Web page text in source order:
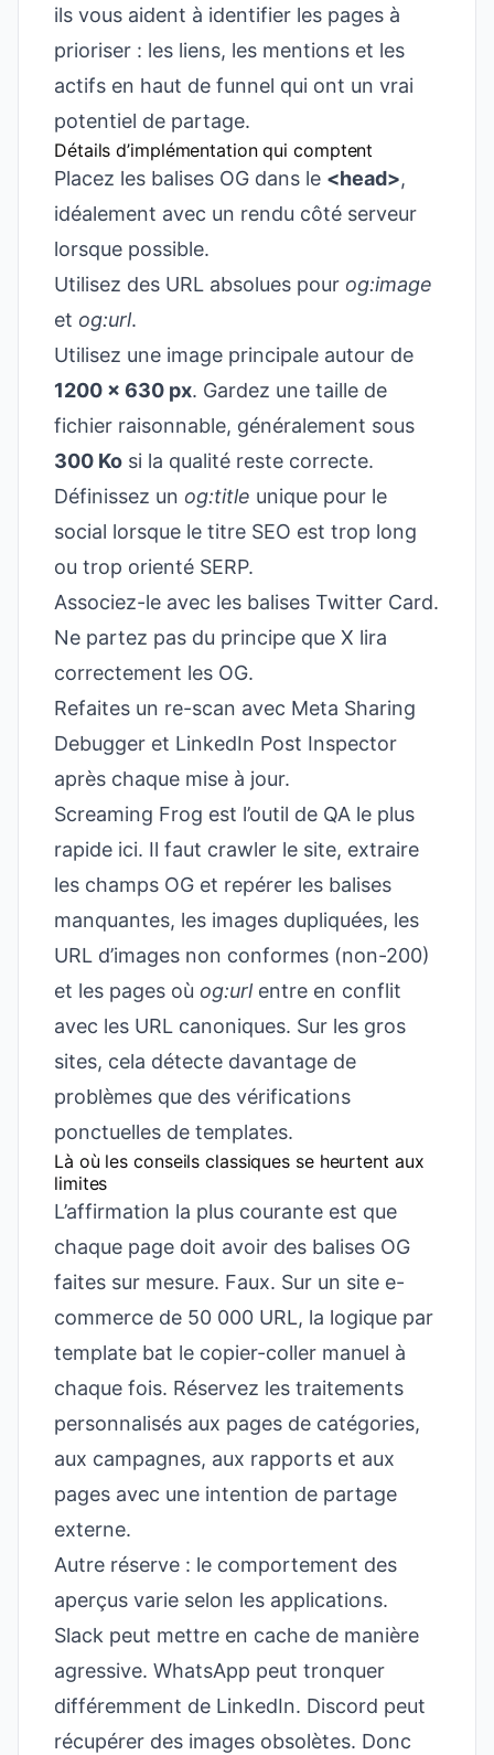
ils vous aident à identifier les pages à
prioriser : les liens, les mentions et les
actifs en haut de funnel qui ont un vrai
potentiel de partage.
Détails d’implémentation qui comptent
Placez les balises OG dans le <head>,
idéalement avec un rendu côté serveur
lorsque possible.
Utilisez des URL absolues pour og:image
et og:url.
Utilisez une image principale autour de
1200 x 630 px. Gardez une taille de
fichier raisonnable, généralement sous
300 Ko si la qualité reste correcte.
Définissez un og:title unique pour le
social lorsque le titre SEO est trop long
ou trop orienté SERP.
Associez-le avec les balises Twitter Card.
Ne partez pas du principe que X lira
correctement les OG.
Refaites un re-scan avec Meta Sharing
Debugger et LinkedIn Post Inspector
après chaque mise à jour.
Screaming Frog est l’outil de QA le plus
rapide ici. Il faut crawler le site, extraire
les champs OG et repérer les balises
manquantes, les images dupliquées, les
URL d’images non conformes (non-200)
et les pages où og:urlentre en conflit
avec les URL canoniques. Sur les gros
sites, cela détecte davantage de
problèmes que des vérifications
ponctuelles de templates.
Là où les conseils classiques se heurtent aux
limites
L’affirmation la plus courante est que
chaque page doit avoir des balises OG
faites sur mesure. Faux. Sur un site e-
commerce de 50 000 URL, la logique par
template bat le copier-coller manuel à
chaque fois. Réservez les traitements
personnalisés aux pages de catégories,
aux campagnes, aux rapports et aux
pages avec une intention de partage
externe.
Autre réserve : le comportement des
aperçus varie selon les applications.
Slack peut mettre en cache de manière
agressive. WhatsApp peut tronquer
différemment de LinkedIn. Discord peut
récupérer des images obsolètes. Donc